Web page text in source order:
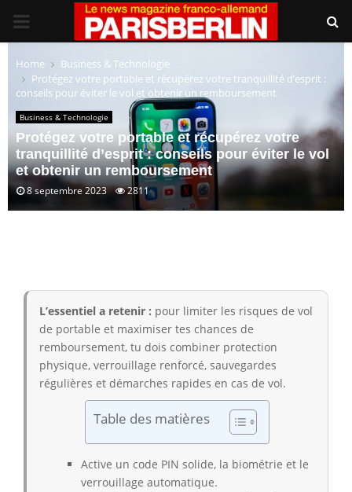
PRIMARY
MENU
Home
Business & Technologie
Protégez votre portable et récupérez votre tranquillité d’esprit :
conseils pour éviter le vol et obtenir un remboursement
Business & Technologie
Protégez votre portable et récupérez votre
tranquillité d’esprit : conseils pour éviter le vol
et obtenir un remboursement
8 septembre 2023 2811
L’essentiel a retenir : pour limiter les risques de vol
de portable et maximiser tes chances de
remboursement, tu dois combiner protection
physique, verrouillage renforcé, sauvegardes
régulières et démarches rapides en cas de vol.
Table des matières
Active un code PIN solide, la biométrie et le
verrouillage automatique.